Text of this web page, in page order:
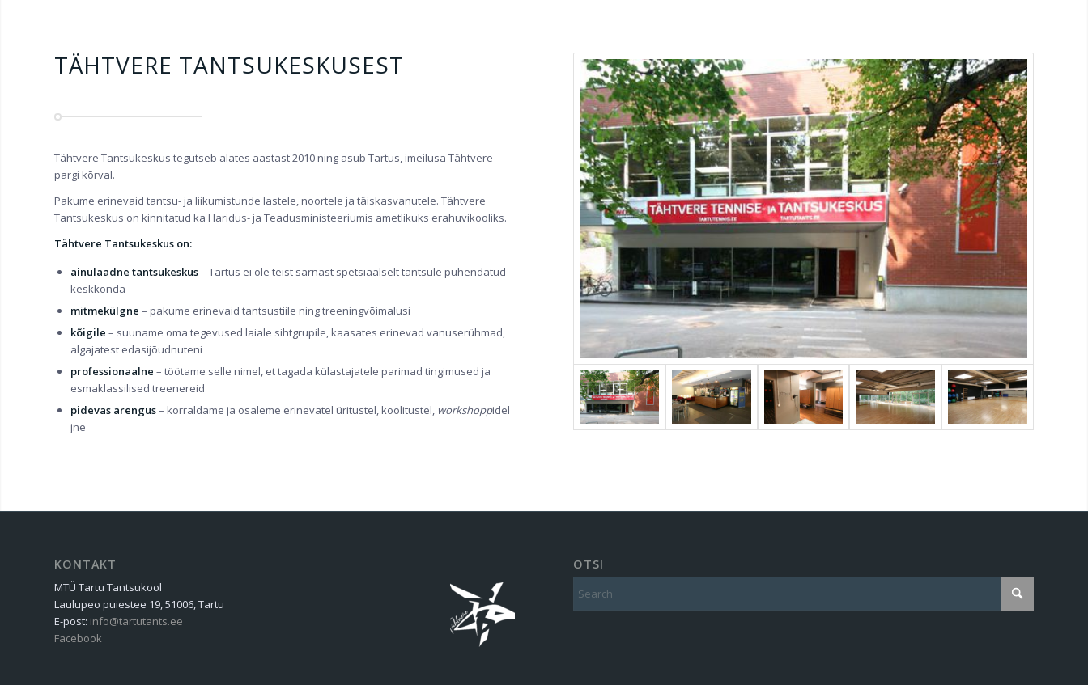
TÄHTVERE TANTSUKESKUSEST
Tähtvere Tantsukeskus tegutseb alates aastast 2010 ning asub Tartus, imeilusa Tähtvere
pargi kõrval.
Pakume erinevaid tantsu- ja liikumistunde lastele, noortele ja täiskasvanutele. Tähtvere
Tantsukeskus on kinnitatud ka Haridus- ja Teadusministeeriumis ametlikuks erahuvikooliks.
Tähtvere Tantsukeskus on:
ainulaadne tantsukeskus– Tartus ei ole teist sarnast spetsiaalselt tantsule pühendatud
keskkonda
mitmekülgne – pakume erinevaid tantsustiile ning treeningvõimalusi
kõigile – suuname oma tegevused laiale sihtgrupile, kaasates erinevad vanuserühmad,
algajatest edasijõudnuteni
professionaalne – töötame selle nimel, et tagada külastajatele parimad tingimused ja
esmaklassilised treenereid
pidevas arengus– korraldame ja osaleme erinevatel üritustel, koolitustel, workshoppidel
jne
KONTAKT
MTÜ Tartu Tantsukool
Laulupeo puiestee 19, 51006, Tartu
E-post: info@tartutants.ee
Facebook
OTSI